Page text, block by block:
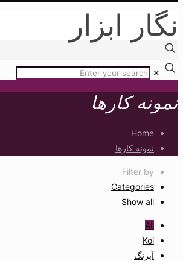
نگار ابزار
✕
نمونه کارها
Home
نمونه کارها
Filter by
Categories
Show all
All
Koi
آبرنگ